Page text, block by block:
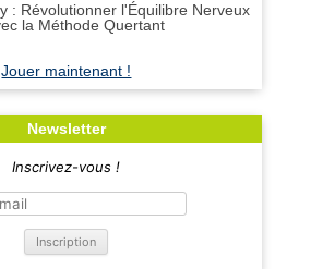
Jouer maintenant !
Newsletter
Inscrivez-vous !